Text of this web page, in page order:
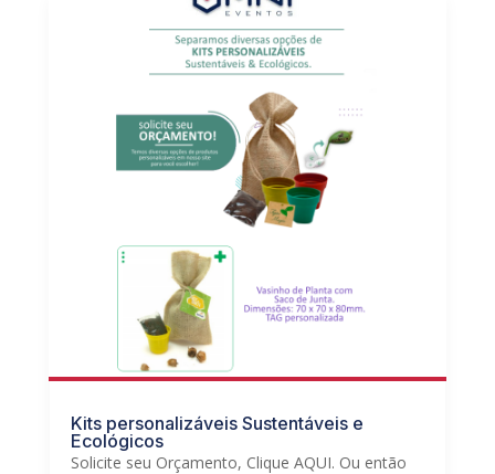
Kits personalizáveis Sustentáveis e
Ecológicos
Solicite seu Orçamento, Clique AQUI. Ou então